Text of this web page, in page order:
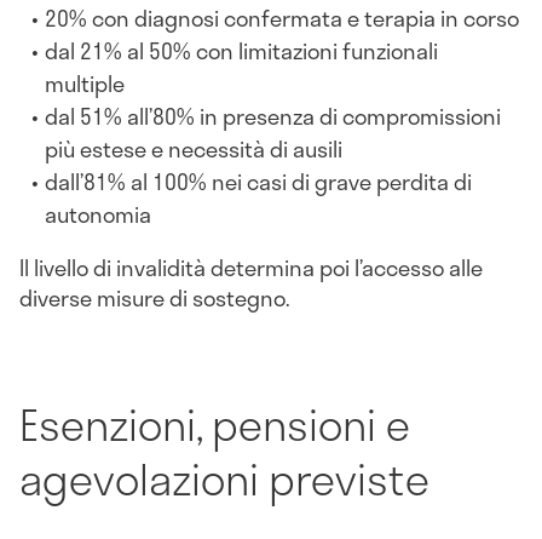
20% con diagnosi confermata e terapia in corso
dal 21% al 50% con limitazioni funzionali
multiple
dal 51% all’80% in presenza di compromissioni
più estese e necessità di ausili
dall’81% al 100% nei casi di grave perdita di
autonomia
Il livello di invalidità determina poi l’accesso alle
diverse misure di sostegno.
Esenzioni, pensioni e
agevolazioni previste